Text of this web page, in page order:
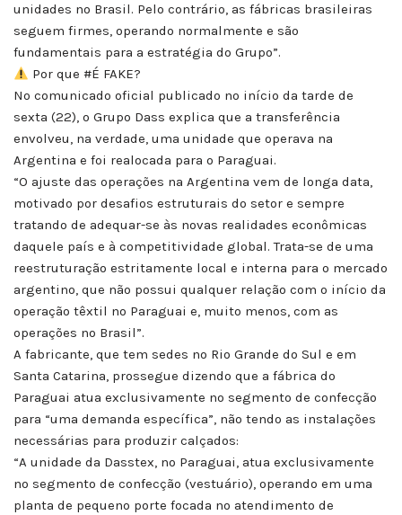
unidades no Brasil. Pelo contrário, as fábricas brasileiras
seguem firmes, operando normalmente e são
fundamentais para a estratégia do Grupo”.
Por que #É FAKE?
No comunicado oficial publicado no início da tarde de
sexta (22), o Grupo Dass explica que a transferência
envolveu, na verdade, uma unidade que operava na
Argentina e foi realocada para o Paraguai.
“O ajuste das operações na Argentina vem de longa data,
motivado por desafios estruturais do setor e sempre
tratando de adequar-se às novas realidades econômicas
daquele país e à competitividade global. Trata-se de uma
reestruturação estritamente local e interna para o mercado
argentino, que não possui qualquer relação com o início da
operação têxtil no Paraguai e, muito menos, com as
operações no Brasil”.
A fabricante, que tem sedes no Rio Grande do Sul e em
Santa Catarina, prossegue dizendo que a fábrica do
Paraguai atua exclusivamente no segmento de confecção
para “uma demanda específica”, não tendo as instalações
necessárias para produzir calçados:
“A unidade da Dasstex, no Paraguai, atua exclusivamente
no segmento de confecção (vestuário), operando em uma
planta de pequeno porte focada no atendimento de